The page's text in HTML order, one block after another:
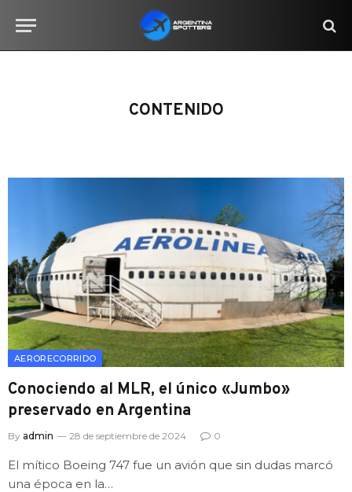
CONTENIDO
AERORECORRIDO
Conociendo al MLR, el único «Jumbo»
preservado en Argentina
By admin 28 de septiembre de 2024 0
El mítico Boeing 747 fue un avión que sin dudas marcó
una época en la…